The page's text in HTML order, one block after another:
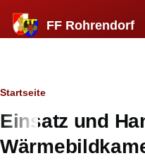
FF Rohrendorf
Breadcrumb
Startseite
Einsatz und